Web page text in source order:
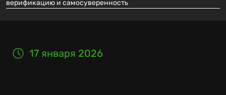
верификацию и самосуверенность
17 января 2026